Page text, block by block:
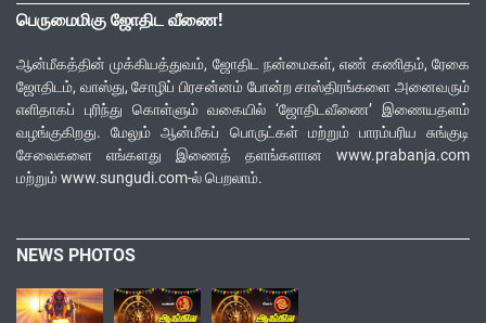
பெருமைமிகு ஜோதிட வீணை!
ஆன்மீகத்தின் முக்கியத்துவம், ஜோதிட நன்மைகள், எண் கணிதம், ரேகை
ஜோதிடம், வாஸ்து, சோழிப் பிரசன்னம் போன்ற சாஸ்திரங்களை அனைவரும்
எளிதாகப் புரிந்து கொள்ளும் வகையில் ‘ஜோதிடவீணை’ இணையதளம்
வழங்குகிறது. மேலும் ஆன்மீகப் பொருட்கள் மற்றும் பாரம்பரிய சுங்குடி
சேலைகளை எங்களது இணைத் தளங்களான www.prabanja.com
மற்றும் www.sungudi.com-ல் பெறலாம்.
NEWS PHOTOS